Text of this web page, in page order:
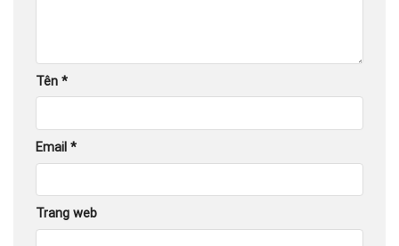
Tên *
Email *
Trang web